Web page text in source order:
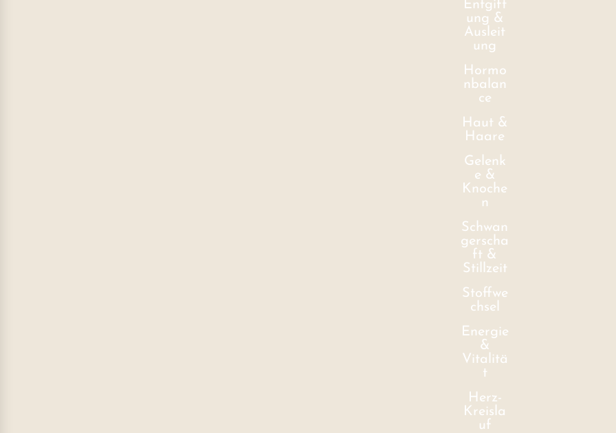
Entgift
ung &
Ausleit
ung
Hormo
nbalan
ce
Haut &
Haare
Gelenk
e &
Knoche
n
Schwan
gerscha
ft &
Stillzeit
Stoffwe
chsel
Energie
&
Vitalitä
t
Herz-
Kreisla
uf